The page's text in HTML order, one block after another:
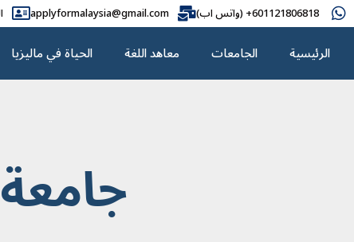
601121806818+ (واتس اب) applyformalaysia@gmail.com
الرئيسية الجامعات معاهد اللغة الحياة في ماليزيا
جامعة UTeM الماليزية